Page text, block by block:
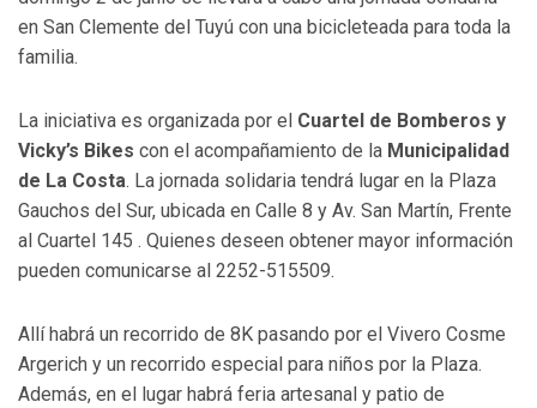
en San Clemente del Tuyú con una bicicleteada para toda la
familia.
La iniciativa es organizada por el Cuartel de Bomberos y
Vicky’s Bikes con el acompañamiento de la Municipalidad
de La Costa. La jornada solidaria tendrá lugar en la Plaza
Gauchos del Sur, ubicada en Calle 8 y Av. San Martín, Frente
al Cuartel 145 . Quienes deseen obtener mayor información
pueden comunicarse al 2252-515509.
Allí habrá un recorrido de 8K pasando por el Vivero Cosme
Argerich y un recorrido especial para niños por la Plaza.
Además, en el lugar habrá feria artesanal y patio de